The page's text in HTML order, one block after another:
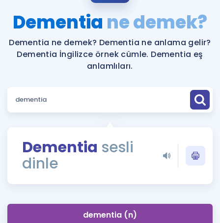
ÜYE DEĞİLİM
Faydalı Araçlar
Sözlük
Rehberlik Aracı
ÖSYM Sınav Takvimi
Hakkımızda
Dementia ne demek?
Dementia ne demek? Dementia ne anlama gelir?
Dementia İngilizce örnek cümle. Dementia eş
anlamlıları.
Dementia sesli
dinle
dementia (n)